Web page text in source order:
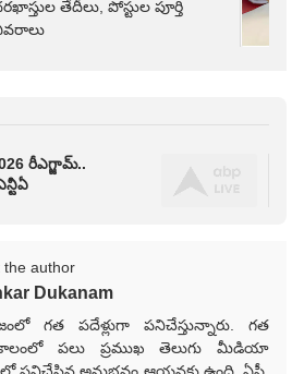
తేదీలు, పోస్టుల పూర్తి
రీఎగ్జామ్..
the author
Dukanam
గత పదేళ్లుగా పనిచేస్తున్నారు. గత
పలు ప్రముఖ తెలుగు మీడియా
పనిచేసిన అనుభవం ఆయనకు ఉంది. ఏపీ,